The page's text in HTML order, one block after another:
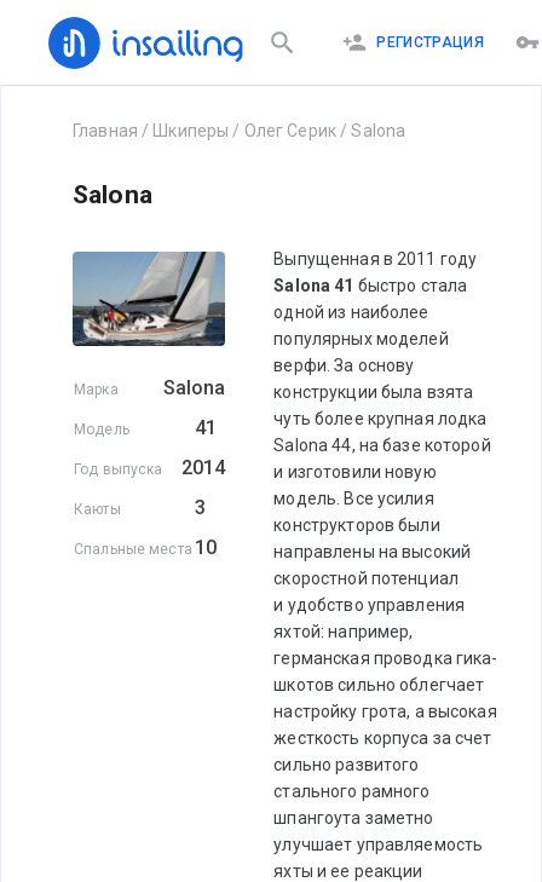
РЕГИСТРАЦИЯ
Главная / Шкиперы / Олег Серик/Salona
Salona
Марка Salona
Модель 41
Год выпуска 2014
Каюты 3
Спальные места 10
Выпущенная в 2011 году
Salona 41 быстро стала
одной из наиболее
популярных моделей
верфи. За основу
конструкции была взята
чуть более крупная лодка
Salona 44, на базе которой
и изготовили новую
модель. Все усилия
конструкторов были
направлены на высокий
скоростной потенциал
и удобство управления
яхтой: например,
германская проводка гика-
шкотов сильно облегчает
настройку грота, а высокая
жесткость корпуса за счет
сильно развитого
стального рамного
шпангоута заметно
улучшает управляемость
яхты и ее реакции